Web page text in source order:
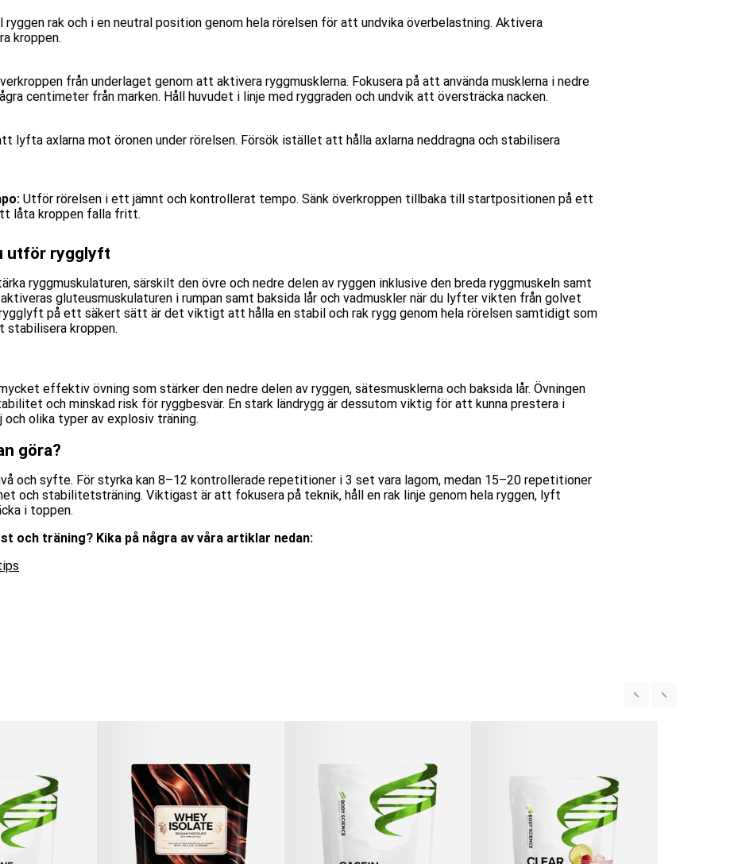
ryggen rak och i en neutral position genom hela rörelsen för att undvika överbelastning. Aktivera
kroppen.
från underlaget genom att aktivera ryggmusklerna. Fokusera på att använda musklerna i nedre
centimeter från marken. Håll huvudet i linje med ryggraden och undvik att översträcka nacken.
lyfta axlarna mot öronen under rörelsen. Försök istället att hålla axlarna neddragna och stabilisera
Utför rörelsen i ett jämnt och kontrollerat tempo. Sänk överkroppen tillbaka till startpositionen på ett
låta kroppen falla fritt.
utför rygglyft
ryggmuskulaturen, särskilt den övre och nedre delen av ryggen inklusive den breda ryggmuskeln samt
gluteusmuskulaturen i rumpan samt baksida lår och vadmuskler när du lyfter vikten från golvet
på ett säkert sätt är det viktigt att hålla en stabil och rak rygg genom hela rörelsen samtidigt som
stabilisera kroppen.
effektiv övning som stärker den nedre delen av ryggen, sätesmusklerna och baksida lår. Övningen
och minskad risk för ryggbesvär. En stark ländrygg är dessutom viktig för att kunna prestera i
och olika typer av explosiv träning.
göra?
och syfte. För styrka kan 8–12 kontrollerade repetitioner i 3 set vara lagom, medan 15–20 repetitioner
och stabilitetsträning. Viktigast är att fokusera på teknik, håll en rak linje genom hela ryggen, lyft
i toppen.
och träning? Kika på några av våra artiklar nedan: